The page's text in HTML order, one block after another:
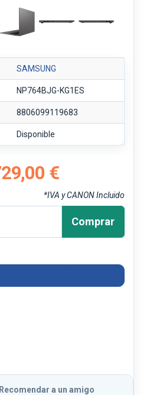
SAMSUNG
NP764BJG-KG1ES
8806099119683
Disponible
€
*IVA y CANON Incluido
Comprar
Recomendar a un amigo